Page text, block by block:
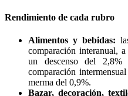
Rendimiento de cada rubro
Alimentos y bebidas:
comparación interanual,
un descenso del
comparación
merma del 0,9%.
Bazar, decoración,